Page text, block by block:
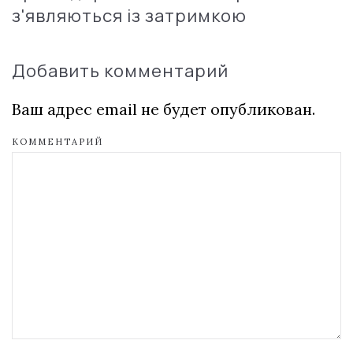
з'являються із затримкою
Добавить комментарий
Ваш адрес email не будет опубликован.
КОММЕНТАРИЙ